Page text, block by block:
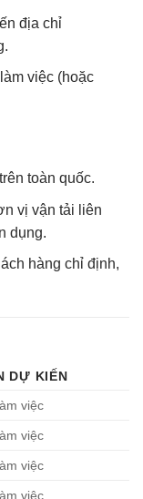
địa chỉ
việc (hoặc
toàn quốc.
vị vận tải liên
dụng.
hàng chỉ định,
DỰ KIẾN
việc
việc
việc
việc